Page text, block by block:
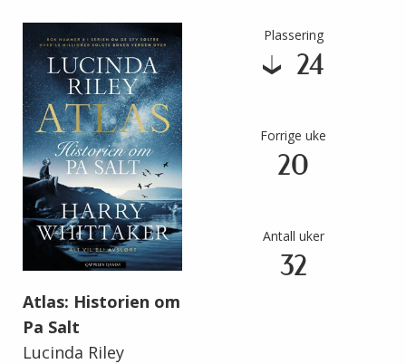
Atlas: Historien om
Pa Salt
Lucinda Riley
Plassering
24
Forrige uke
20
Antall uker
32